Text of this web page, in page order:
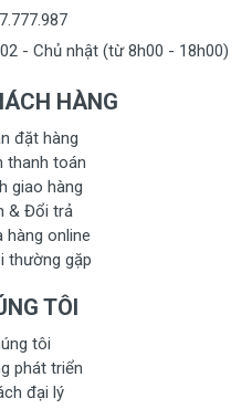
- Chủ nhật (từ 8h00 - 18h00)
HÀNG
đặt hàng
thanh toán
giao hàng
& Đổi trả
hàng online
thường gặp
TÔI
tôi
phát triển
đại lý